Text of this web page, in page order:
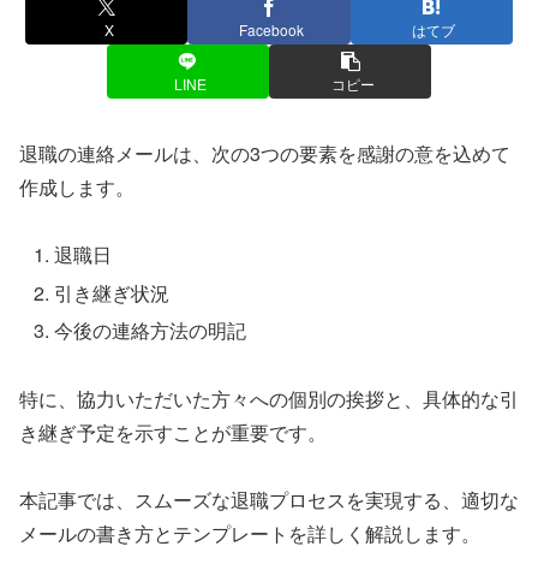
X Facebook はてブ
LINE コピー
退職の連絡メールは、次の3つの要素を感謝の意を込めて
作成します。
退職日
引き継ぎ状況
今後の連絡方法の明記
特に、協力いただいた方々への個別の挨拶と、具体的な引
き継ぎ予定を示すことが重要です。
本記事では、スムーズな退職プロセスを実現する、適切な
メールの書き方とテンプレートを詳しく解説します。